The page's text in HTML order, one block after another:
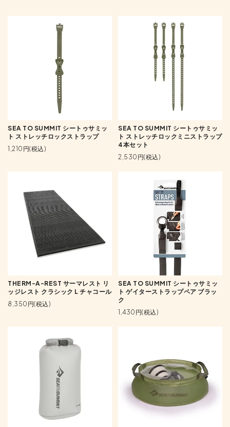
SEA TO SUMMIT シートゥサミッ
ト ストレッチロックストラップ
1,210円(税込)
SEA TO SUMMIT シートゥサミッ
ト ストレッチロックミニストラップ
4本セット
2,530円(税込)
THERM-A-REST サーマレスト リ
ッジレスト クラシック L チャコール
8,350円(税込)
SEA TO SUMMIT シートゥサミッ
ト ゲイターストラップペア ブラッ
ク
1,430円(税込)